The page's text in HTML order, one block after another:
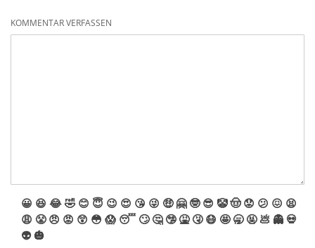
KOMMENTAR VERFASSEN
😀 😆 😂🤣 😊 😇 😉 😍 😘 😜 🤑 🤗 🤓 😎 🤡🤠 😟 😕 😖 😫
😩 😤 😠 😡 😲 😳 😱 😴 🙄 🤔 🤥 🤮 🤧 😷 🤩 🥱 🤬 💩 👻 💀
👽 🎃